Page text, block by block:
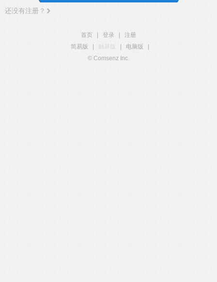
还没有注册？
首页 登录
注册
简易版
触屏版 电脑版
© Comsenz Inc.